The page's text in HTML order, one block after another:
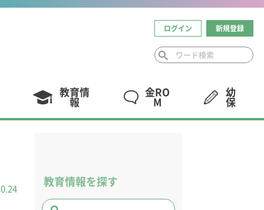
ログイン 新規登録
教育情
報
金RO
M
幼
保
教育情報を探す